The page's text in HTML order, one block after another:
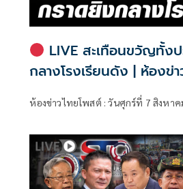
LIVE สะเทือนขวัญทั้ง
กลางโรงเรียนดัง | ห้องข่
ห้องข่าวไทยโพสต์ : วันศุกร์ที่ 7 สิงหา